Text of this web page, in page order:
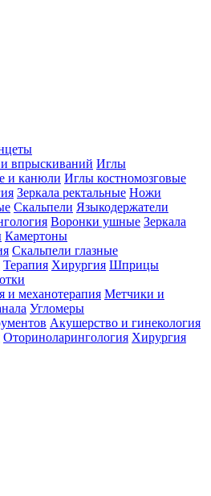
впрыскиваний Иглы
и канюли Иглы костномозговые
Зеркала ректальные Ножи
Скальпели Языкодержатели
Воронки ушные Зеркала
Камертоны
Скальпели глазные
Терапия Хирургия Шприцы
и механотерапия Метчики и
Угломеры
Акушерство и гинекология
Оториноларингология Хирургия